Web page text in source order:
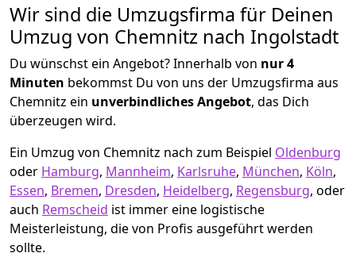
Wir sind die Umzugsfirma für Deinen
Umzug von Chemnitz nach Ingolstadt
Du wünschst ein Angebot? Innerhalb von nur 4
Minuten bekommst Du von uns der Umzugsfirma aus
Chemnitz ein unverbindliches Angebot, das Dich
überzeugen wird.
Ein Umzug von Chemnitz nach zum Beispiel Oldenburg
oder Hamburg, Mannheim, Karlsruhe, München, Köln,
Essen, Bremen, Dresden, Heidelberg, Regensburg, oder
auch Remscheid ist immer eine logistische
Meisterleistung, die von Profis ausgeführt werden
sollte.